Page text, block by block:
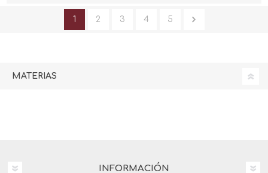
1 2 3 4 5
MATERIAS
INFORMACIÓN